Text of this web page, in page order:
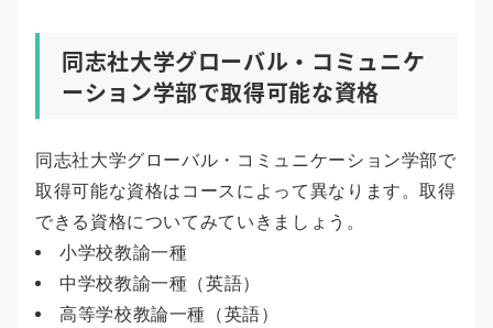
同志社大学グローバル・コミュニケ
ーション学部で取得可能な資格
同志社大学グローバル・コミュニケーション学部で
取得可能な資格はコースによって異なります。取得
できる資格についてみていきましょう。
小学校教諭一種
中学校教諭一種（英語）
高等学校教論一種（英語）